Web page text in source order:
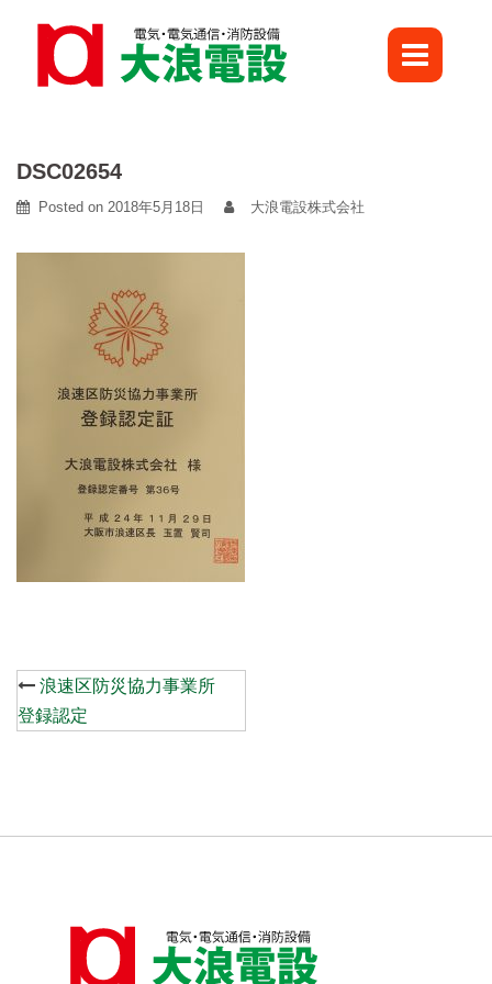
content
DSC02654
Posted on 2018年5月18日 大浪電設株式会社
Post
navigation
浪速区防災協力事業所
登録認定